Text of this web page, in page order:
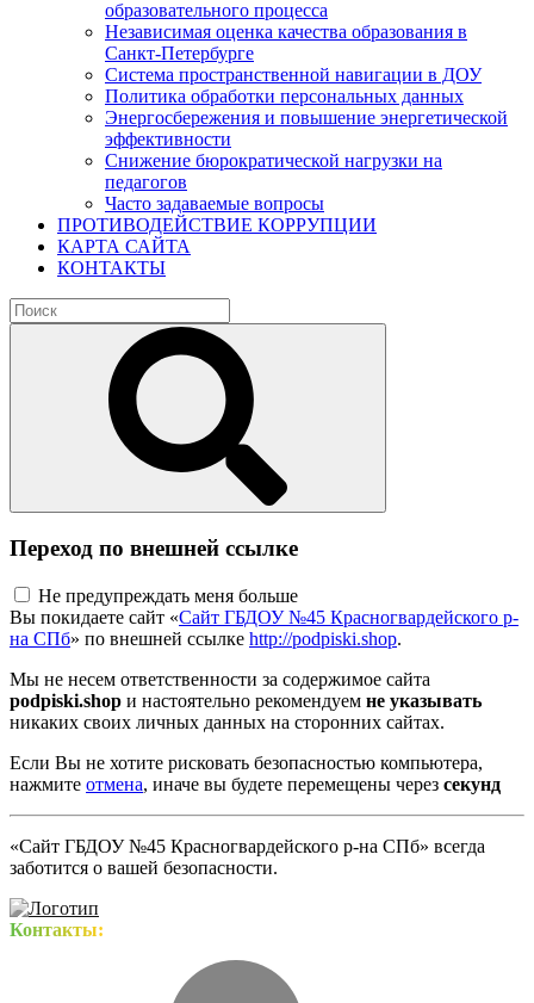
образовательного процесса
Независимая оценка качества образования в
Санкт-Петербурге
Система пространственной навигации в ДОУ
Политика обработки персональных данных
Энергосбережения и повышение энергетической
эффективности
Снижение бюрократической нагрузки на
педагогов
Часто задаваемые вопросы
ПРОТИВОДЕЙСТВИЕ КОРРУПЦИИ
КАРТА САЙТА
КОНТАКТЫ
Переход по внешней ссылке
Не предупреждать меня больше
Вы покидаете сайт «Сайт ГБДОУ №45 Красногвардейского р-
на СПб» по внешней ссылке http://podpiski.shop.
Мы не несем ответственности за содержимое сайта
podpiski.shop и настоятельно рекомендуем не указывать
никаких своих личных данных на сторонних сайтах.
Если Вы не хотите рисковать безопасностью компьютера,
нажмите отмена, иначе вы будете перемещены через секунд
«Сайт ГБДОУ №45 Красногвардейского р-на СПб» всегда
заботится о вашей безопасности.
Контакты: